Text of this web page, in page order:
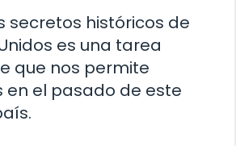
secretos históricos de
es una tarea
que nos permite
en el pasado de este